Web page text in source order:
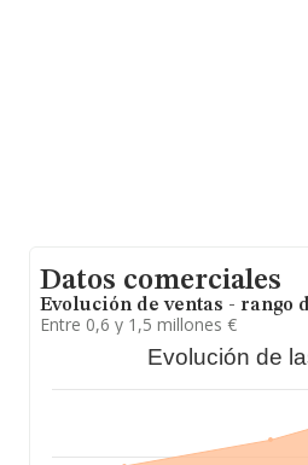
Datos comerciales
Evolución de ventas - rango
Entre 0,6 y 1,5 millones €
Evolución de